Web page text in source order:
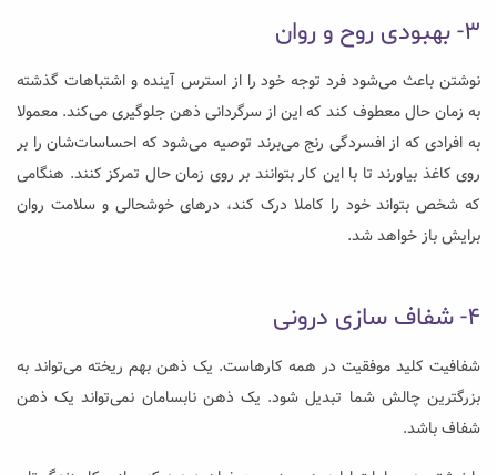
۳- بهبودی روح و روان
نوشتن باعث می‌شود فرد توجه خود را از استرس آینده و اشتباهات گذشته
به زمان حال معطوف کند که این از سرگردانی ذهن جلوگیری می‌کند. معمولا
به افرادی که از افسردگی رنج می‌برند توصیه می‌شود که احساسات‌شان را بر
روی کاغذ بیاورند تا با این کار بتوانند بر روی زمان حال تمرکز کنند. هنگامی
که شخص بتواند خود را کاملا درک کند، در‌های خوشحالی و سلامت روان
برایش باز خواهد شد.
۴- شفاف سازی درونی
شفافیت کلید موفقیت در همه کار‌هاست. یک ذهن بهم ریخته می‌تواند به
بزرگترین چالش شما تبدیل شود. یک ذهن نابسامان نمی‌تواند یک ذهن
شفاف باشد.